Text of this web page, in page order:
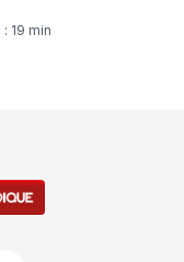
19 min